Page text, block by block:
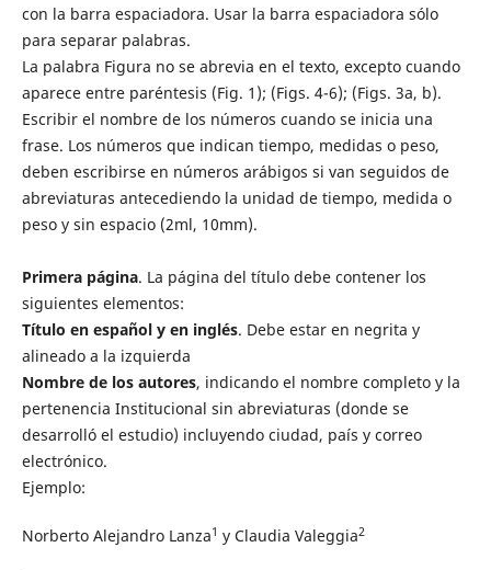
con la barra espaciadora. Usar la barra espaciadora sólo
para separar palabras.
La palabra Figura no se abrevia en el texto, excepto cuando
aparece entre paréntesis (Fig. 1); (Figs. 4-6); (Figs. 3a, b).
Escribir el nombre de los números cuando se inicia una
frase. Los números que indican tiempo, medidas o peso,
deben escribirse en números arábigos si van seguidos de
abreviaturas antecediendo la unidad de tiempo, medida o
peso y sin espacio (2ml, 10mm).
Primera página. La página del título debe contener los
siguientes elementos:
Título en español y en inglés. Debe estar en negrita y
alineado a la izquierda
Nombre de los autores, indicando el nombre completo y la
pertenencia Institucional sin abreviaturas (donde se
desarrolló el estudio) incluyendo ciudad, país y correo
electrónico.
Ejemplo:
Norberto Alejandro Lanza1 y Claudia Valeggia2